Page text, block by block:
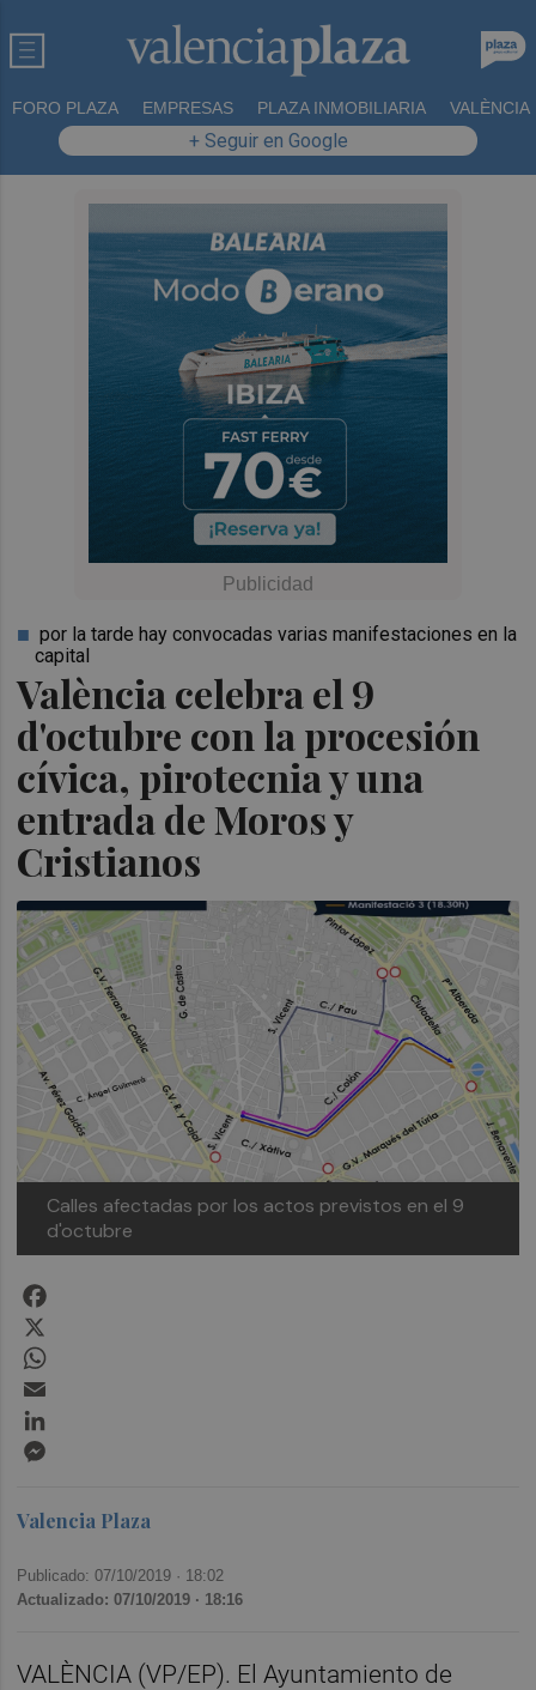
FORO PLAZA EMPRESAS PLAZA INMOBILIARIA VALÈNCIA
+ Seguir en Google
València celebra el 9
d'octubre con la procesión
cívica, pirotecnia y una
entrada de Moros y
Cristianos
por la tarde hay convocadas varias manifestaciones en la
capital
Calles afectadas por los actos previstos en el 9
d'octubre
Valencia Plaza
Publicado: 07/10/2019 · 18:02
Actualizado: 07/10/2019 · 18:16
VALÈNCIA (VP/EP). El Ayuntamiento de